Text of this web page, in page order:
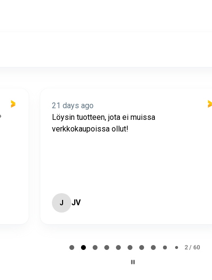
21 days ago
Löysin tuotteen, jota ei muissa
verkkokaupoissa ollut!
J JV
2 / 60